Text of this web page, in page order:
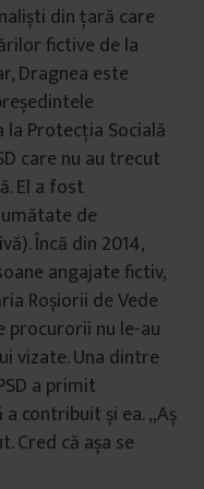
din țară care
fictive de la
Dragnea este
la Protecția Socială
care nu au trecut
El a fost
de
Încă din 2014,
angajate fictiv,
Roșiorii de Vede
procurorii nu le-au
vizate. Una dintre
a primit
contribuit și ea. „Aș
Cred că așa se